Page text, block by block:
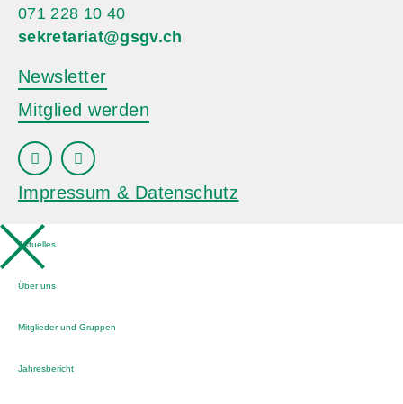
071 228 10 40
sekretariat@gsgv.ch
Newsletter
Mitglied werden
Impressum & Datenschutz
Aktuelles
Über uns
Mitglieder und Gruppen
Jahresbericht